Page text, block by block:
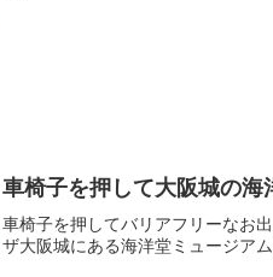
車椅子を押して大阪城の海
車椅子を押してバリアフリーなお
ザ大阪城にある海洋堂ミュージアム